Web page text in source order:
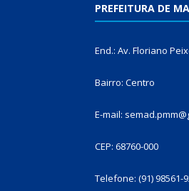
PREFEITURA DE
End.: Av. Floriano
Bairro: Centro
E-mail:
CEP: 68760-000
Telefone: (91) 98561-